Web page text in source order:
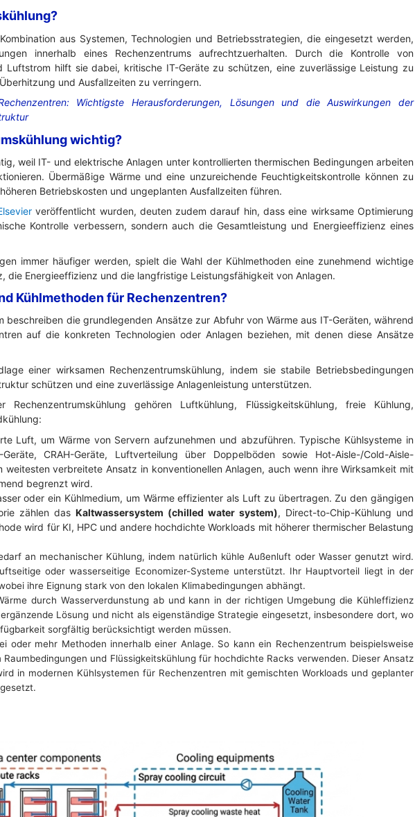
aus Systemen, Technologien und Betriebsstrategien, die eingesetzt werden,
innerhalb eines Rechenzentrums aufrechtzuerhalten. Durch die Kontrolle von
Luftstrom hilft sie dabei, kritische IT-Geräte zu schützen, eine zuverlässige Leistung zu
und Ausfallzeiten zu verringern.
Wichtigste Herausforderungen, Lösungen und die Auswirkungen der
wichtig?
weil IT- und elektrische Anlagen unter kontrollierten thermischen Bedingungen arbeiten
Übermäßige Wärme und eine unzureichende Feuchtigkeitskontrolle können zu
Betriebskosten und ungeplanten Ausfallzeiten führen.
veröffentlicht wurden, deuten zudem darauf hin, dass eine wirksame Optimierung
Kontrolle verbessern, sondern auch die Gesamtleistung und Energieeffizienz eines
immer häufiger werden, spielt die Wahl der Kühlmethoden eine zunehmend wichtige
die Energieeffizienz und die langfristige Leistungsfähigkeit von Anlagen.
Kühlmethoden für Rechenzentren?
beschreiben die grundlegenden Ansätze zur Abfuhr von Wärme aus IT-Geräten, während
auf die konkreten Technologien oder Anlagen beziehen, mit denen diese Ansätze
einer wirksamen Rechenzentrumskühlung, indem sie stabile Betriebsbedingungen
schützen und eine zuverlässige Anlagenleistung unterstützen.
gehören Luftkühlung, Flüssigkeitskühlung, freie Kühlung,
Luft, um Wärme von Servern aufzunehmen und abzuführen. Typische Kühlsysteme in
CRAH-Geräte, Luftverteilung über Doppelböden sowie Hot-Aisle-/Cold-Aisle-
weitesten verbreitete Ansatz in konventionellen Anlagen, auch wenn ihre Wirksamkeit mit
begrenzt wird.
oder ein Kühlmedium, um Wärme effizienter als Luft zu übertragen. Zu den gängigen
zählen das Kaltwassersystem (chilled water system), Direct-to-Chip-Kühlung und
wird für KI, HPC und andere hochdichte Workloads mit höherer thermischer Belastung
an mechanischer Kühlung, indem natürlich kühle Außenluft oder Wasser genutzt wird.
oder wasserseitige Economizer-Systeme unterstützt. Ihr Hauptvorteil liegt in der
ihre Eignung stark von den lokalen Klimabedingungen abhängt.
durch Wasserverdunstung ab und kann in der richtigen Umgebung die Kühleffizienz
Lösung und nicht als eigenständige Strategie eingesetzt, insbesondere dort, wo
sorgfältig berücksichtigt werden müssen.
oder mehr Methoden innerhalb einer Anlage. So kann ein Rechenzentrum beispielsweise
und Flüssigkeitskühlung für hochdichte Racks verwenden. Dieser Ansatz
in modernen Kühlsystemen für Rechenzentren mit gemischten Workloads und geplanter